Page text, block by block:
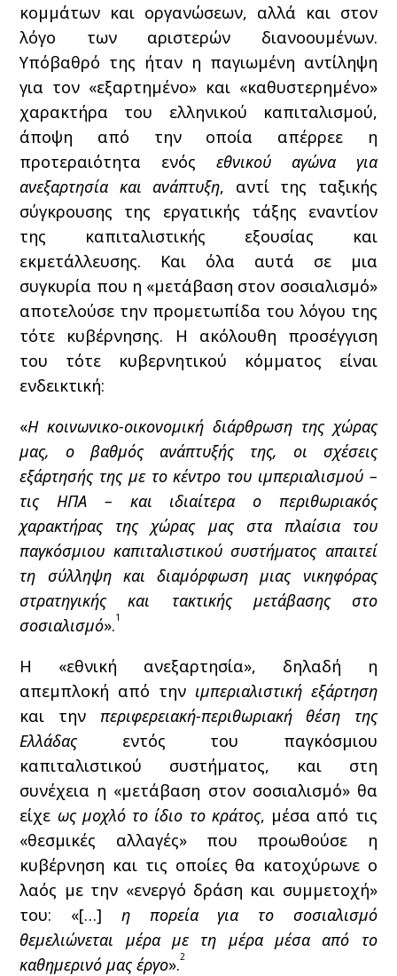
κομμάτων και οργανώσεων, αλλά και στον
λόγο των αριστερών διανοουμένων.
Υπόβαθρό της ήταν η παγιωμένη αντίληψη
για τον «εξαρτημένο» και «καθυστερημένο»
χαρακτήρα του ελληνικού καπιταλισμού,
άποψη από την οποία απέρρεε η
προτεραιότητα ενός εθνικού αγώνα για
ανεξαρτησία και ανάπτυξη, αντί της ταξικής
σύγκρουσης της εργατικής τάξης εναντίον
της καπιταλιστικής εξουσίας και
εκμετάλλευσης. Και όλα αυτά σε μια
συγκυρία που η «μετάβαση στον σοσιαλισμό»
αποτελούσε την προμετωπίδα του λόγου της
τότε κυβέρνησης. Η ακόλουθη προσέγγιση
του τότε κυβερνητικού κόμματος είναι
ενδεικτική:
«Η κοινωνικο-οικονομική διάρθρωση της χώρας
μας, ο βαθμός ανάπτυξής της, οι σχέσεις
εξάρτησής της με το κέντρο του ιμπεριαλισμού –
τις ΗΠΑ – και ιδιαίτερα ο περιθωριακός
χαρακτήρας της χώρας μας στα πλαίσια του
παγκόσμιου καπιταλιστικού συστήματος απαιτεί
τη σύλληψη και διαμόρφωση μιας νικηφόρας
στρατηγικής και τακτικής μετάβασης στο
σοσιαλισμό».1
Η «εθνική ανεξαρτησία», δηλαδή η
απεμπλοκή από την ιμπεριαλιστική εξάρτηση
και την περιφερειακή-περιθωριακή θέση της
Ελλάδαςεντός του παγκόσμιου
καπιταλιστικού συστήματος, και στη
συνέχεια η «μετάβαση στον σοσιαλισμό» θα
είχε ως μοχλό το ίδιο το κράτος, μέσα από τις
«θεσμικές αλλαγές» που προωθούσε η
κυβέρνηση και τις οποίες θα κατοχύρωνε ο
λαός με την «ενεργό δράση και συμμετοχή»
του: «[…] η πορεία για το σοσιαλισμό
θεμελιώνεται μέρα με τη μέρα μέσα από το
καθημερινό μας έργο».2